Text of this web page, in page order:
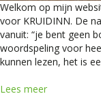
Welkom op mijn
voor KRUIDINN. De
vanuit: “je bent geen
woordspeling voor
kunnen lezen, het is
Lees meer